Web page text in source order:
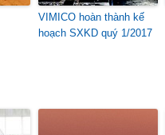
VIMICO hoàn thành kế
hoạch SXKD quý 1/2017